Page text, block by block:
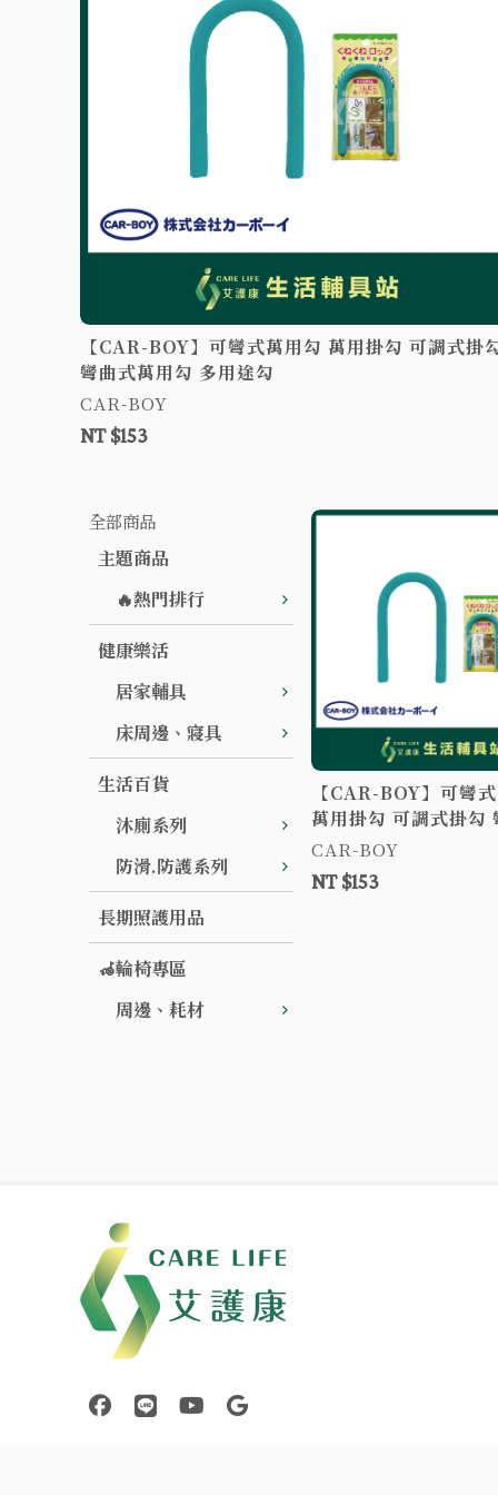
【CAR-BOY】可彎式萬用勾 萬用掛勾 可調式掛
彎曲式萬用勾 多用途勾
CAR-BOY
NT $153
全部商品
主題商品
🔥熱門排行
健康樂活
居家輔具
床周邊、寢具
生活百貨
沐廁系列
防滑.防護系列
長期照護用品
🦽輪椅專區
周邊、耗材
【CAR-BOY】可彎
萬用掛勾 可調式掛勾
用勾 多用途勾
CAR-BOY
NT $153
中壢醫療器材｜醫療器材補助｜出院醫療器材｜平鎮醫療器
連結到facebook(另開視窗)
連結到Line(另開視窗)
連結到Youtube(另開視窗)